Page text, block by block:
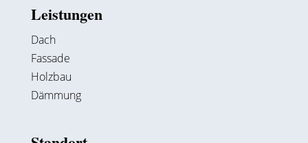
Leistungen
Dach
Fassade
Holzbau
Dämmung